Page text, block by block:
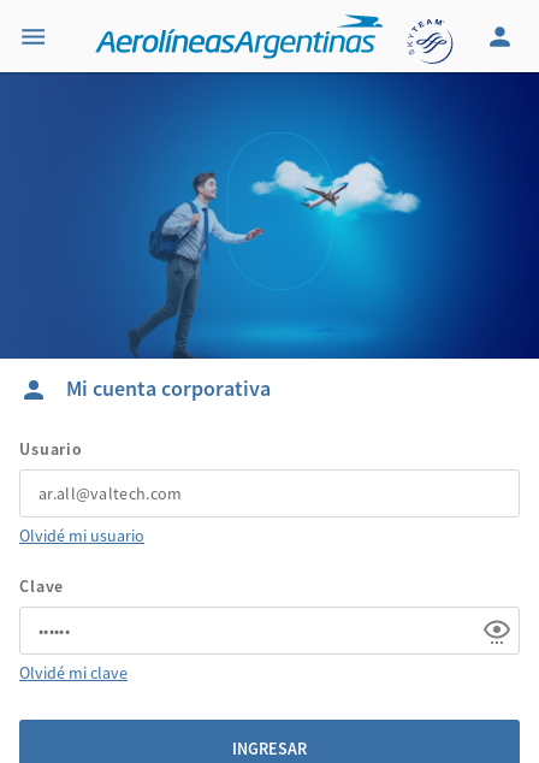
Mi cuenta corporativa
Usuario
Olvidé mi usuario
Clave
Olvidé mi clave
INGRESAR